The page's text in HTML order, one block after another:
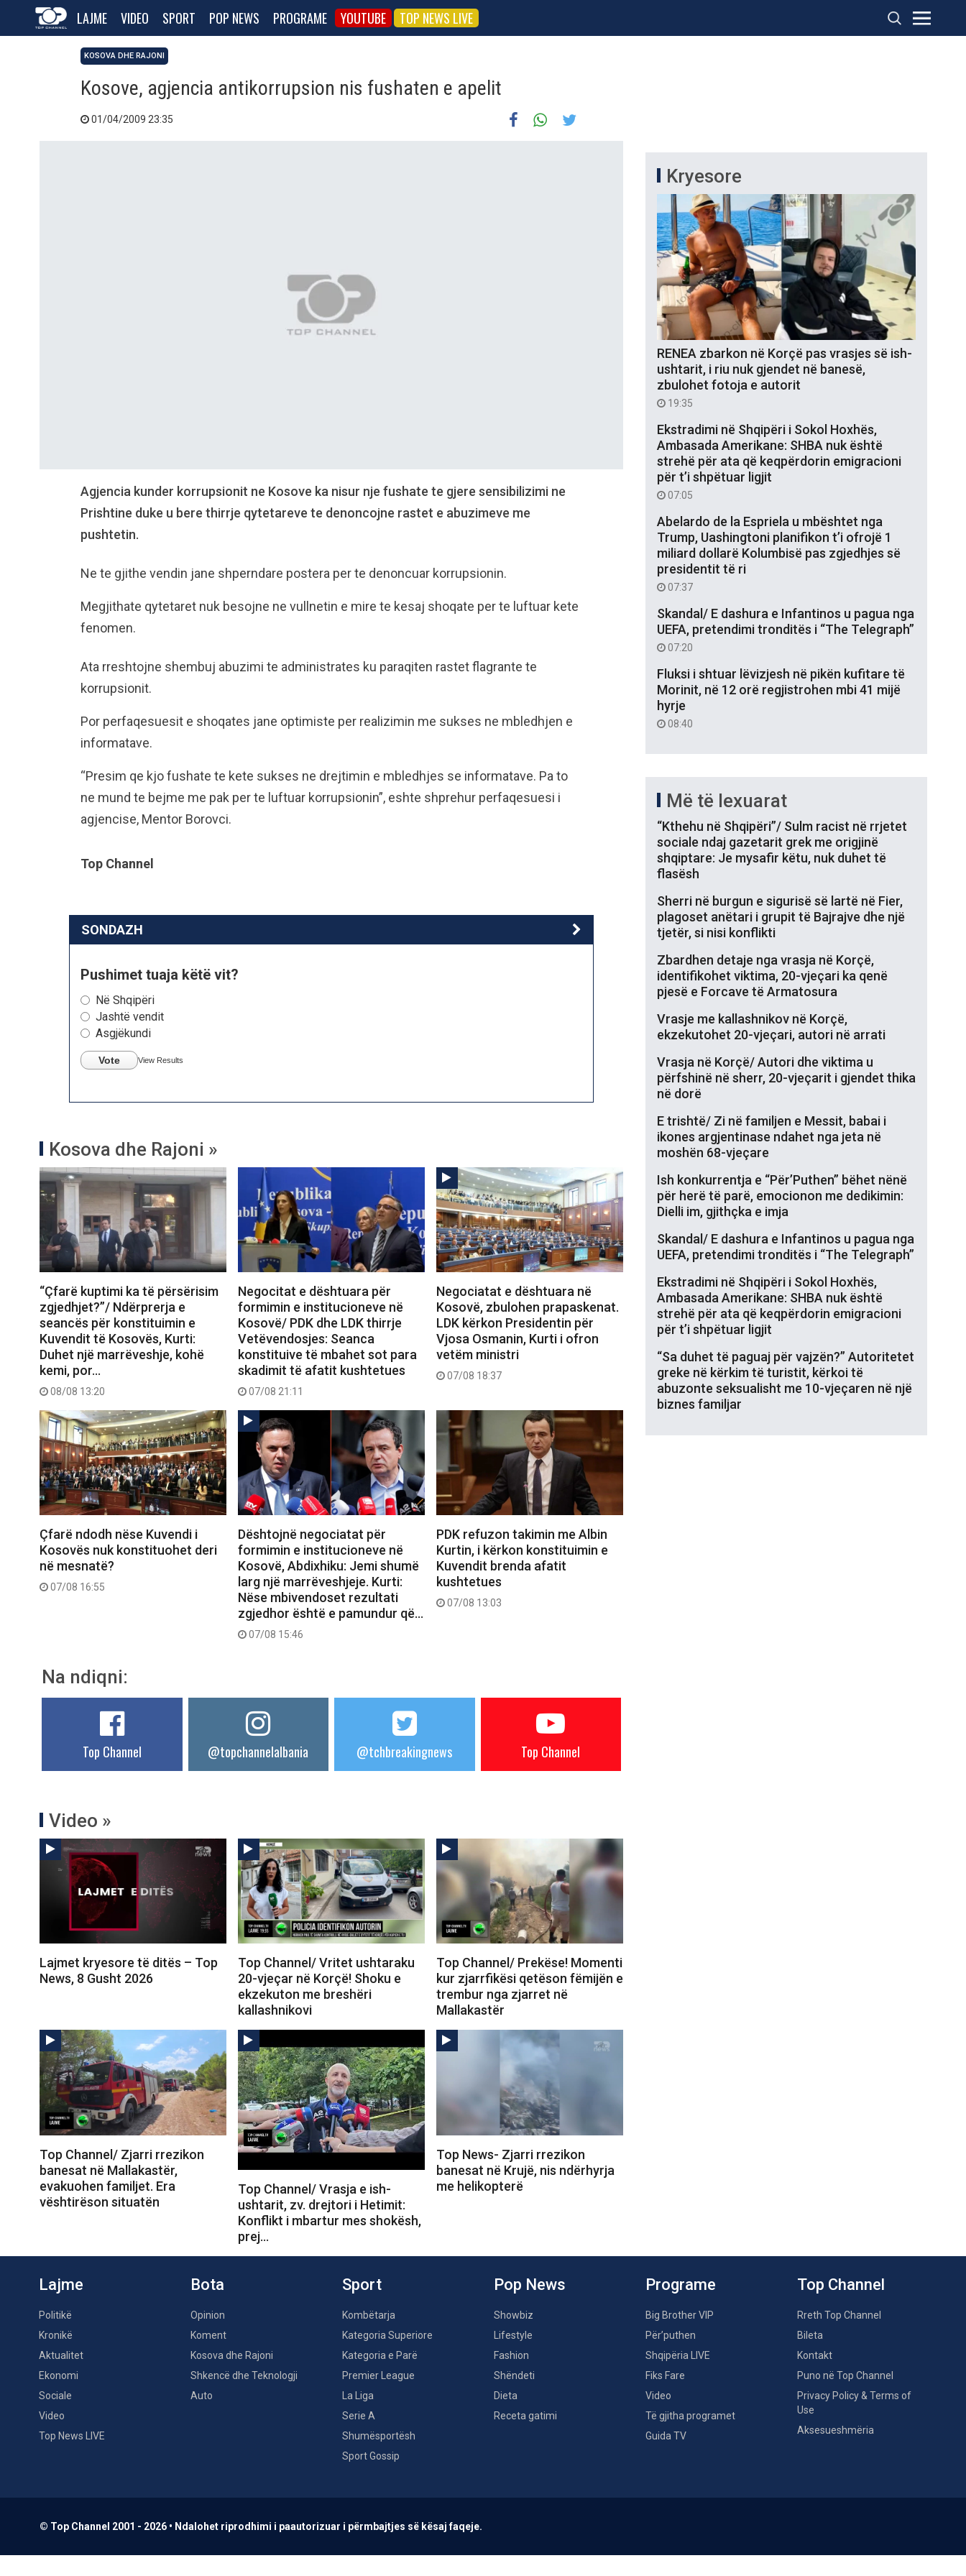
LAJME VIDEO SPORT POP NEWS PROGRAME YOUTUBE TOP NEWS LIVE
KOSOVA DHE RAJONI
Kosove, agjencia antikorrupsion nis fushaten e apelit
01/04/2009 23:35
Agjencia kunder korrupsionit ne Kosove ka nisur nje fushate te gjere sensibilizimi ne
Prishtine duke u bere thirrje qytetareve te denoncojne rastet e abuzimeve me
pushtetin.
Ne te gjithe vendin jane shperndare postera per te denoncuar korrupsionin.
Megjithate qytetaret nuk besojne ne vullnetin e mire te kesaj shoqate per te luftuar kete
fenomen.
Ata rreshtojne shembuj abuzimi te administrates ku paraqiten rastet flagrante te
korrupsionit.
Por perfaqesuesit e shoqates jane optimiste per realizimin me sukses ne mbledhjen e
informatave.
“Presim qe kjo fushate te kete sukses ne drejtimin e mbledhjes se informatave. Pa to
ne mund te bejme me pak per te luftuar korrupsionin”, eshte shprehur perfaqesuesi i
agjencise, Mentor Borovci.
Top Channel
SONDAZH
Pushimet tuaja këtë vit?
Në Shqipëri
Jashtë vendit
Asgjëkundi
Vote View Results
Kosova dhe Rajoni »
“Çfarë kuptimi ka të përsërisim
zgjedhjet?”/ Ndërprerja e
seancës për konstituimin e
Kuvendit të Kosovës, Kurti:
Duhet një marrëveshje, kohë
kemi, por…
08/08 13:20
Negocitat e dështuara për
formimin e institucioneve në
Kosovë/ PDK dhe LDK thirrje
Vetëvendosjes: Seanca
konstituive të mbahet sot para
skadimit të afatit kushtetues
07/08 21:11
Negociatat e dështuara në
Kosovë, zbulohen prapaskenat.
LDK kërkon Presidentin për
Vjosa Osmanin, Kurti i ofron
vetëm ministri
07/08 18:37
Çfarë ndodh nëse Kuvendi i
Kosovës nuk konstituohet deri
në mesnatë?
07/08 16:55
Dështojnë negociatat për
formimin e institucioneve në
Kosovë, Abdixhiku: Jemi shumë
larg një marrëveshjeje. Kurti:
Nëse mbivendoset rezultati
zgjedhor është e pamundur që…
07/08 15:46
PDK refuzon takimin me Albin
Kurtin, i kërkon konstituimin e
Kuvendit brenda afatit
kushtetues
07/08 13:03
Na ndiqni:
Top Channel @topchannelalbania @tchbreakingnews Top Channel
Video »
Lajmet kryesore të ditës – Top
News, 8 Gusht 2026
Top Channel/ Vritet ushtaraku
20-vjeçar në Korçë! Shoku e
ekzekuton me breshëri
kallashnikovi
Top Channel/ Prekëse! Momenti
kur zjarrfikësi qetëson fëmijën e
trembur nga zjarret në
Mallakastër
Top Channel/ Zjarri rrezikon
banesat në Mallakastër,
evakuohen familjet. Era
vështirëson situatën
Top Channel/ Vrasja e ish-
ushtarit, zv. drejtori i Hetimit:
Konflikt i mbartur mes shokësh,
prej…
Top News- Zjarri rrezikon
banesat në Krujë, nis ndërhyrja
me helikopterë
Kryesore
RENEA zbarkon në Korçë pas vrasjes së ish-
ushtarit, i riu nuk gjendet në banesë,
zbulohet fotoja e autorit
19:35
Ekstradimi në Shqipëri i Sokol Hoxhës,
Ambasada Amerikane: SHBA nuk është
strehë për ata që keqpërdorin emigracioni
për t’i shpëtuar ligjit
07:05
Abelardo de la Espriela u mbështet nga
Trump, Uashingtoni planifikon t’i ofrojë 1
miliard dollarë Kolumbisë pas zgjedhjes së
presidentit të ri
07:37
Skandal/ E dashura e Infantinos u pagua nga
UEFA, pretendimi tronditës i “The Telegraph”
07:20
Fluksi i shtuar lëvizjesh në pikën kufitare të
Morinit, në 12 orë regjistrohen mbi 41 mijë
hyrje
08:40
Më të lexuarat
“Kthehu në Shqipëri”/ Sulm racist në rrjetet
sociale ndaj gazetarit grek me origjinë
shqiptare: Je mysafir këtu, nuk duhet të
flasësh
Sherri në burgun e sigurisë së lartë në Fier,
plagoset anëtari i grupit të Bajrajve dhe një
tjetër, si nisi konflikti
Zbardhen detaje nga vrasja në Korçë,
identifikohet viktima, 20-vjeçari ka qenë
pjesë e Forcave të Armatosura
Vrasje me kallashnikov në Korçë,
ekzekutohet 20-vjeçari, autori në arrati
Vrasja në Korçë/ Autori dhe viktima u
përfshinë në sherr, 20-vjeçarit i gjendet thika
në dorë
E trishtë/ Zi në familjen e Messit, babai i
ikones argjentinase ndahet nga jeta në
moshën 68-vjeçare
Ish konkurrentja e “Për’Puthen” bëhet nënë
për herë të parë, emocionon me dedikimin:
Dielli im, gjithçka e imja
Skandal/ E dashura e Infantinos u pagua nga
UEFA, pretendimi tronditës i “The Telegraph”
Ekstradimi në Shqipëri i Sokol Hoxhës,
Ambasada Amerikane: SHBA nuk është
strehë për ata që keqpërdorin emigracioni
për t’i shpëtuar ligjit
“Sa duhet të paguaj për vajzën?” Autoritetet
greke në kërkim të turistit, kërkoi të
abuzonte seksualisht me 10-vjeçaren në një
biznes familjar
Lajme
Politikë
Kronikë
Aktualitet
Ekonomi
Sociale
Video
Top News LIVE
Bota
Opinion
Koment
Kosova dhe Rajoni
Shkencë dhe Teknologji
Auto
Sport
Kombëtarja
Kategoria Superiore
Kategoria e Parë
Premier League
La Liga
Serie A
Shumësportësh
Sport Gossip
Pop News
Showbiz
Lifestyle
Fashion
Shëndeti
Dieta
Receta gatimi
Programe
Big Brother VIP
Për’puthen
Shqipëria LIVE
Fiks Fare
Video
Të gjitha programet
Guida TV
Top Channel
Rreth Top Channel
Bileta
Kontakt
Puno në Top Channel
Privacy Policy & Terms of
Use
Aksesueshmëria
© Top Channel 2001 - 2026 • Ndalohet riprodhimi i paautorizuar i përmbajtjes së kësaj faqeje.